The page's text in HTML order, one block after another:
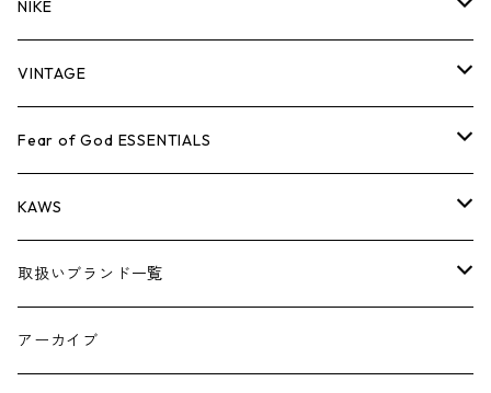
バッグ
シューズ
小物
コラボレーション
×THE NORTH FACE
×COMME des GARCONS
シーズンアイテム
26SS
BOX LOGOアイテム
キャップ・ハット
バッグ
シューズ
小物
パンツ
キャップ・ハット
バッグ
シューズ
小物
ジャケット
パンツ
キャップ・ハット
バッグ
シューズ
小物
シャツ
ジャケット
パンツ
キャップ・ハット
バッグ
シューズ
スウェット/ニット
シャツ
ジャケット
パンツ
キャップ
バッグ
ロンTEE
スウェット/ニット
シャツ
ジャケット
パンツ
キャップ・ハット
Tシャツ
ロンTEE
スウェット/ニット
シャツ
ジャケット
パンツ
NIKE
シューズ
AIR JORDAN 1
AIR JORDAN 3
アパレル・小物
VINTAGE
Tシャツ
ロンTEE
スウェット/ニット
ジャケット
Fear of God ESSENTIALS
Tシャツ
ロンTEE
スウェット/ニット
KAWS
アパレル
小物
取扱いブランド一覧
A
アーカイブ